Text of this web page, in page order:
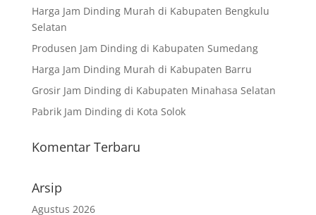
Harga Jam Dinding Murah di Kabupaten Bengkulu
Selatan
Produsen Jam Dinding di Kabupaten Sumedang
Harga Jam Dinding Murah di Kabupaten Barru
Grosir Jam Dinding di Kabupaten Minahasa Selatan
Pabrik Jam Dinding di Kota Solok
Komentar Terbaru
Arsip
Agustus 2026